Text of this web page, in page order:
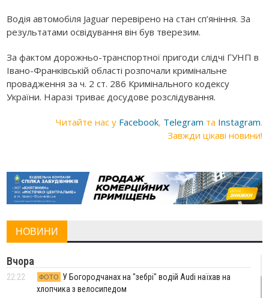
Водія автомобіля Jaguar перевірено на стан сп’яніння. За
результатами освідування він був тверезим.
За фактом дорожньо-транспортної пригоди слідчі ГУНП в
Івано-Франківській області розпочали кримінальне
провадження за ч. 2 ст. 286 Кримінального кодексу
України. Наразі триває досудове розслідування.
Читайте нас у Facebook, Telegram та Instagram.
Завжди цікаві новини!
НОВИНИ
Вчора
22:22 ФОТО
У Богородчанах на "зебрі" водій Audi наїхав на
хлопчика з велосипедом